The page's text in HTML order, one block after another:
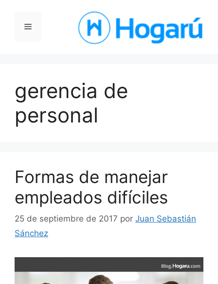
contenidoMenú
gerencia de
personal
Formas de manejar
empleados difíciles
25 de septiembre de 2017 por Juan Sebastián
Sánchez